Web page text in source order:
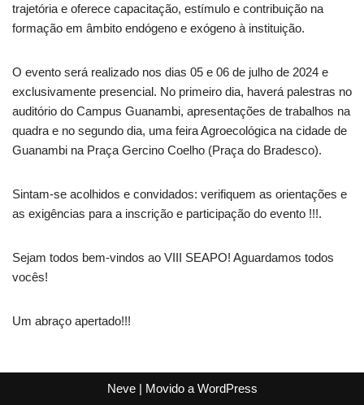
trajetória e oferece capacitação, estímulo e contribuição na
formação em âmbito endógeno e exógeno à instituição.
O evento será realizado nos dias 05 e 06 de julho de 2024 e
exclusivamente presencial. No primeiro dia, haverá palestras no
auditório do Campus Guanambi, apresentações de trabalhos na
quadra e no segundo dia, uma feira Agroecológica na cidade de
Guanambi na Praça Gercino Coelho (Praça do Bradesco).
Sintam-se acolhidos e convidados: verifiquem as orientações e
as exigências para a inscrição e participação do evento !!!.
Sejam todos bem-vindos ao VIII SEAPO! Aguardamos todos
vocês!
Um abraço apertado!!!
Neve| Movido a WordPress